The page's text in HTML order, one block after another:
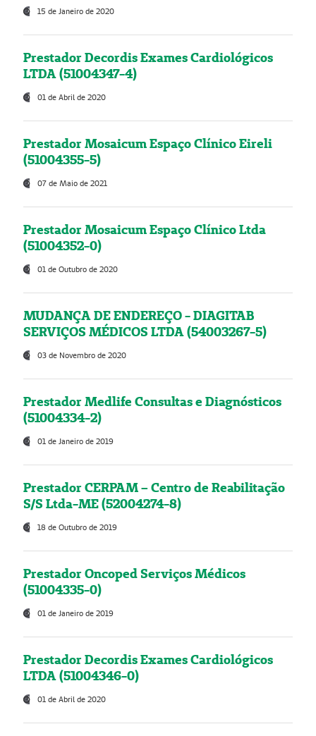
15 de Janeiro de 2020
Prestador Decordis Exames Cardiológicos
LTDA (51004347-4)
01 de Abril de 2020
Prestador Mosaicum Espaço Clínico Eireli
(51004355-5)
07 de Maio de 2021
Prestador Mosaicum Espaço Clínico Ltda
(51004352-0)
01 de Outubro de 2020
MUDANÇA DE ENDEREÇO - DIAGITAB
SERVIÇOS MÉDICOS LTDA (54003267-5)
03 de Novembro de 2020
Prestador Medlife Consultas e Diagnósticos
(51004334-2)
01 de Janeiro de 2019
Prestador CERPAM – Centro de Reabilitação
S/S Ltda-ME (52004274-8)
18 de Outubro de 2019
Prestador Oncoped Serviços Médicos
(51004335-0)
01 de Janeiro de 2019
Prestador Decordis Exames Cardiológicos
LTDA (51004346-0)
01 de Abril de 2020